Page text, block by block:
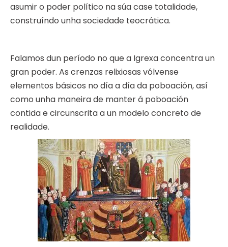
asumir o poder político na súa case totalidade,
construíndo unha sociedade teocrática.
Falamos dun período no que a Igrexa concentra un
gran poder. As crenzas relixiosas vólvense
elementos básicos no día a día da poboación, así
como unha maneira de manter á poboación
contida e circunscrita a un modelo concreto de
realidade.